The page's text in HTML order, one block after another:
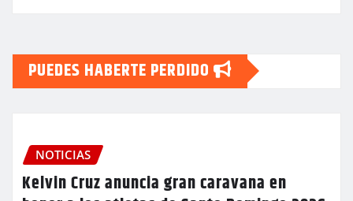
PUEDES HABERTE PERDIDO
NOTICIAS
Kelvin Cruz anuncia gran caravana en